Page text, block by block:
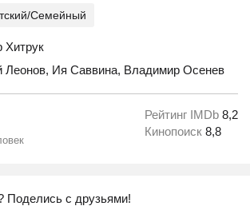
Семейный
Хитрук
Леонов, Ия Саввина, Владимир Осенев
Рейтинг IMDb 8,2
Кинопоиск 8,8
Поделись с друзьями!